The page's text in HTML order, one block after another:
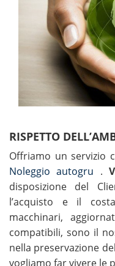
RISPETTO
Offriamo un servizio
Noleggio autogru .
disposizione del
l’acquisto e il
macchinari,
compatibili, sono il
nella preservazione
vogliamo far vivere le